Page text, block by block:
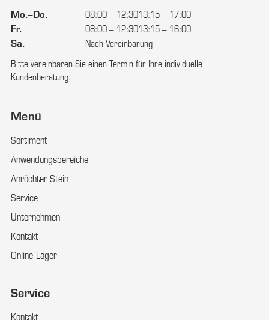
Mo.–Do. 08:00 – 12:3013:15 – 17:00
Fr.
08:00 – 12:3013:15 – 16:00
Sa.
Nach Vereinbarung
Bitte vereinbaren Sie einen Termin für Ihre individuelle
Kundenberatung.
Menü
Sortiment
Anwendungsbereiche
Anröchter Stein
Service
Unternehmen
Kontakt
Online-Lager
Service